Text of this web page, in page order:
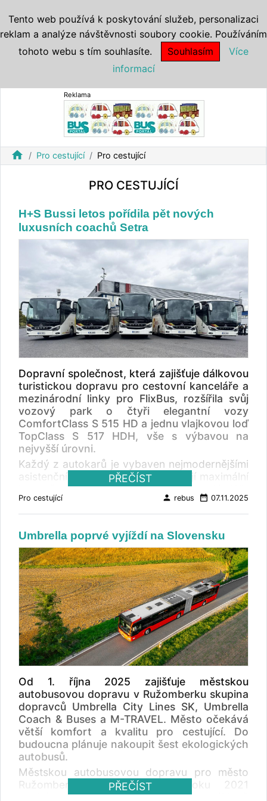
Reklama
home Pro cestující Pro cestující
PRO CESTUJÍCÍ
H+S Bussi letos pořídila pět nových
luxusních coachů Setra
Dopravní společnost, která zajišťuje dálkovou
turistickou dopravu pro cestovní kanceláře a
mezinárodní linky pro FlixBus, rozšířila svůj
vozový park o čtyři elegantní vozy
ComfortClass S 515 HD a jednu vlajkovou loď
TopClass S 517 HDH, vše s výbavou na
nejvyšší úrovni.
Každý z autokarů je vybaven nejmodernějšími
asistenčními systémy, které zajišťují maximální
bezpečnost na cestách. Komfortní interiér, Wi-
Fi, USB zásuvky a klimatizace jsou
samozřejmostí. H+S Bussi působí na trhu více
40 autobusů a mikrobusů.
PŘEČÍST
Pro cestující person rebus date_range 07.11.2025
Umbrella poprvé vyjíždí na Slovensku
Od 1. října 2025 zajišťuje městskou
autobusovou dopravu v Ružomberku skupina
dopravců Umbrella City Lines SK, Umbrella
Coach & Buses a M-TRAVEL. Město očekává
větší komfort a kvalitu pro cestující. Do
budoucna plánuje nakoupit šest ekologických
autobusů.
Městskou autobusovou dopravu pro město
Ružomberok zajišťovala od roku 2021
společnost Blaguss Slovakia na základě
PŘEČÍST
Tento web používá k poskytování služeb, personalizaci
reklam a analýze návštěvnosti soubory cookie. Používáním
tohoto webu s tím souhlasíte.
Souhlasím
Více
informací